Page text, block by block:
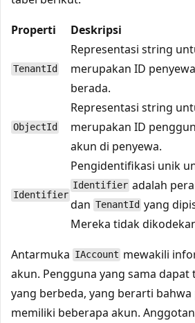
Properti
Deskripsi
TenantId
Representasi string
merupakan ID
berada.
ObjectId
Representasi string
merupakan ID
akun di penyewa.
Identifier
Pengidentifikasi unik
Identifier adalah
dan TenantId yang
Mereka tidak
Antarmuka IAccount mewakili
akun. Pengguna yang sama dapat
yang berbeda, yang berarti
memiliki beberapa akun.